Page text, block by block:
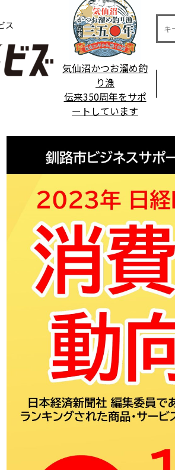
ス
気仙沼かつお溜め釣
り漁
伝来350周年をサポ
ートしています